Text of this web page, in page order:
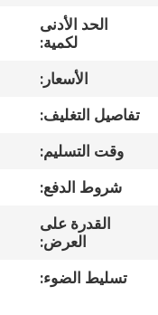
جولة
المعمل
مراقبة
الجودة
اتصل
الحد الأدنى
لكمية:
الأسعار:
تفاصيل التغليف:
وقت التسليم:
شروط الدفع:
القدرة على
العرض:
تسليط الضوء: